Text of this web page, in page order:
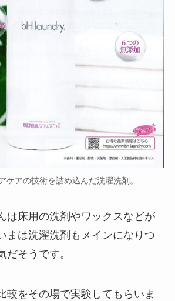
ケアの技術を詰め込んだ洗濯洗剤。
は床用の洗剤やワックスなどが
まは洗濯洗剤もメインになりつ
だそうです。
較をその場で実験してもらいま